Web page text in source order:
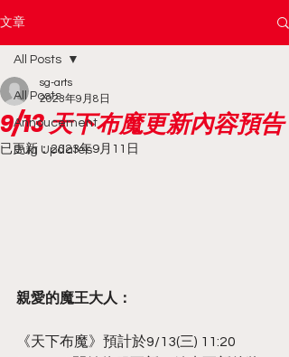
文章
All Posts
Annoucement
Bug Updates
All Posts
9/13 天下布魔更新內容預告
sg-arts
2023年9月8日
已更新：2023年9月11日
親愛的魔王大人：
《天下布魔》預計於9/13(三) 11:20